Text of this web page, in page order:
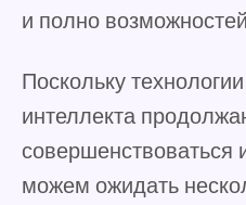
и полно
Поскольку
интеллекта
совершенствоваться
можем ожидать